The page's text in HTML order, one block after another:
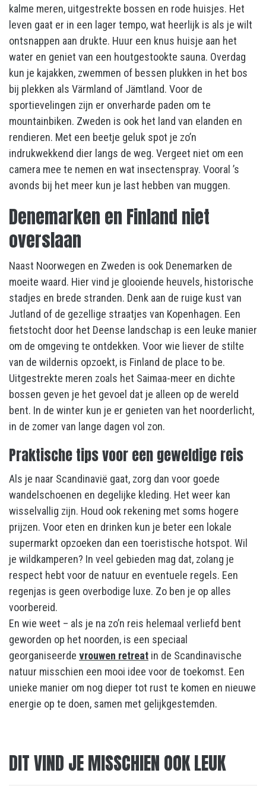
kalme meren, uitgestrekte bossen en rode huisjes. Het
leven gaat er in een lager tempo, wat heerlijk is als je wilt
ontsnappen aan drukte. Huur een knus huisje aan het
water en geniet van een houtgestookte sauna. Overdag
kun je kajakken, zwemmen of bessen plukken in het bos
bij plekken als Värmland of Jämtland. Voor de
sportievelingen zijn er onverharde paden om te
mountainbiken. Zweden is ook het land van elanden en
rendieren. Met een beetje geluk spot je zo’n
indrukwekkend dier langs de weg. Vergeet niet om een
camera mee te nemen en wat insectenspray. Vooral ’s
avonds bij het meer kun je last hebben van muggen.
Denemarken en Finland niet
overslaan
Naast Noorwegen en Zweden is ook Denemarken de
moeite waard. Hier vind je glooiende heuvels, historische
stadjes en brede stranden. Denk aan de ruige kust van
Jutland of de gezellige straatjes van Kopenhagen. Een
fietstocht door het Deense landschap is een leuke manier
om de omgeving te ontdekken. Voor wie liever de stilte
van de wildernis opzoekt, is Finland de place to be.
Uitgestrekte meren zoals het Saimaa-meer en dichte
bossen geven je het gevoel dat je alleen op de wereld
bent. In de winter kun je er genieten van het noorderlicht,
in de zomer van lange dagen vol zon.
Praktische tips voor een geweldige reis
Als je naar Scandinavië gaat, zorg dan voor goede
wandelschoenen en degelijke kleding. Het weer kan
wisselvallig zijn. Houd ook rekening met soms hogere
prijzen. Voor eten en drinken kun je beter een lokale
supermarkt opzoeken dan een toeristische hotspot. Wil
je wildkamperen? In veel gebieden mag dat, zolang je
respect hebt voor de natuur en eventuele regels. Een
regenjas is geen overbodige luxe. Zo ben je op alles
voorbereid.
En wie weet – als je na zo’n reis helemaal verliefd bent
geworden op het noorden, is een speciaal
georganiseerde vrouwen retreat in de Scandinavische
natuur misschien een mooi idee voor de toekomst. Een
unieke manier om nog dieper tot rust te komen en nieuwe
energie op te doen, samen met gelijkgestemden.
DIT VIND JE MISSCHIEN OOK LEUK